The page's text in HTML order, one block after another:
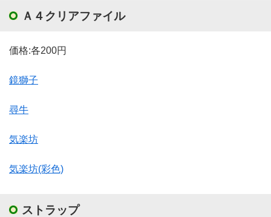
Ａ４クリアファイル
価格:各200円
鏡獅子
尋牛
気楽坊
気楽坊(彩色)
ストラップ